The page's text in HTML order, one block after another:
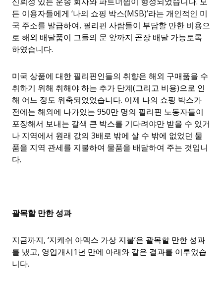
든 이용자들에게 ‘나의 쇼핑 박스(MSB)’라는 개인적인 미
국 주소를 발급하여, 필리핀 사람들이 부담할 만한 비용으
로 해외 배달품이 그들의 문 앞까지 곧장 배달 가능토록
하였습니다.
미국 상품에 대한 필리핀인들의 취향은 해외 구매품을 수
취하기 위해 취해야 하는 추가 단계(그리고 비용)으로 인
해 어느 정도 위축되었었습니다. 이제 나의 쇼핑 박스가
전에는 해외에 나가있는 950만 명의 필리핀 노동자들이
포장해서 보내는 갈색 큰 박스를 기다려야만 받을 수 있거
나 지역에서 원래 값의 3배로 밖에 살 수 밖에 없었던 물
품을 지역 관세를 지불하여 물품을 배달하여 주는 것입니
다.
괄목할 만한성과
지금까지, ‘지케쉬 아멕스 가상 지불’은 괄목할 만한 성과
를 냈고, 영업개시1년 만에 아래와 같은 결과를 이루었습
니다.